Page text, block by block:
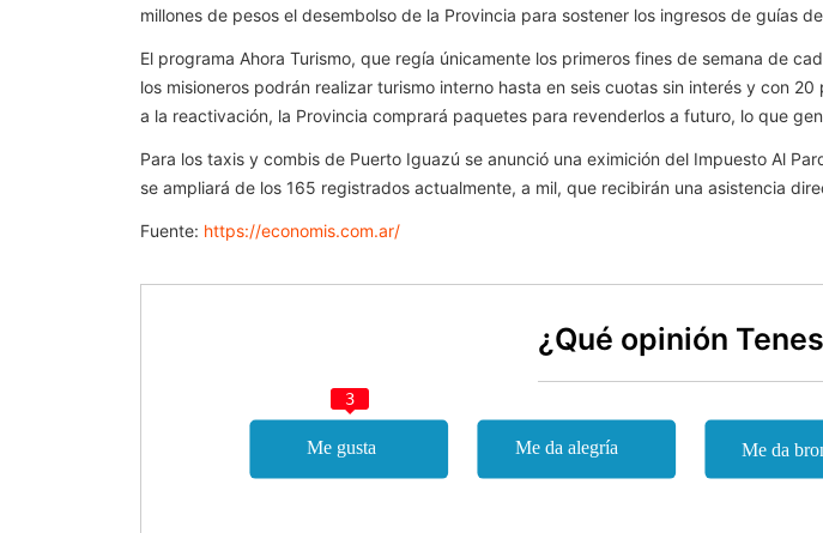
millones de pesos el desembolso de la Provincia para sostener los ingresos de guías
El programa Ahora Turismo, que regía únicamente los primeros fines de semana de
los misioneros podrán realizar turismo interno hasta en seis cuotas sin interés y con
a la reactivación, la Provincia comprará paquetes para revenderlos a futuro, lo que
Para los taxis y combis de Puerto Iguazú se anunció una eximición del Impuesto Al
se ampliará de los 165 registrados actualmente, a mil, que recibirán una asistencia
Fuente: https://economis.com.ar/
¿Qué opinión
3